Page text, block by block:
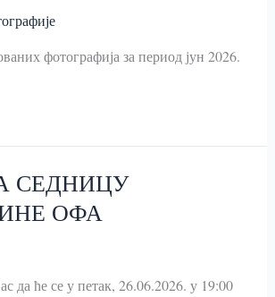
фотографија за период јун 2026.
СЕДНИЦУ
ОФА
да ће се у петак, 26.06.2026. у 19:00